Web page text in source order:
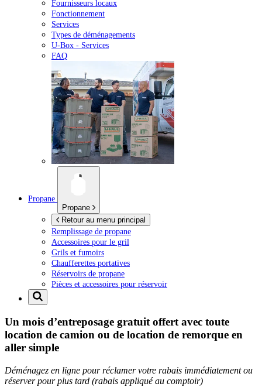
Fournisseurs locaux
Fonctionnement
Services
Types de déménagements
U-Box - Services
FAQ
Propane
Propane
Retour au menu principal
Remplissage de propane
Accessoires pour le gril
Grils et fumoirs
Chaufferettes portatives
Réservoirs de propane
Pièces et accessoires pour réservoir
Un mois d’entreposage gratuit offert avec toute
location de camion ou de location de remorque en
aller simple
Déménagez en ligne pour réclamer votre rabais immédiatement ou
réserver pour plus tard (rabais appliqué au comptoir)